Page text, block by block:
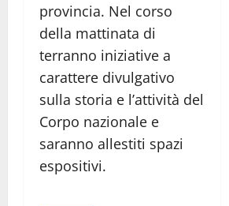
provincia. Nel corso
della mattinata di
terranno iniziative a
carattere divulgativo
sulla storia e l’attività del
Corpo nazionale e
saranno allestiti spazi
espositivi.